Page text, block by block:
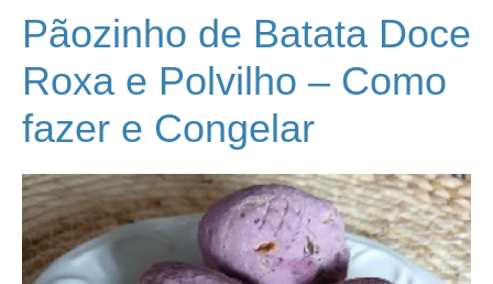
Pãozinho de Batata Doce
Roxa e Polvilho – Como
fazer e Congelar